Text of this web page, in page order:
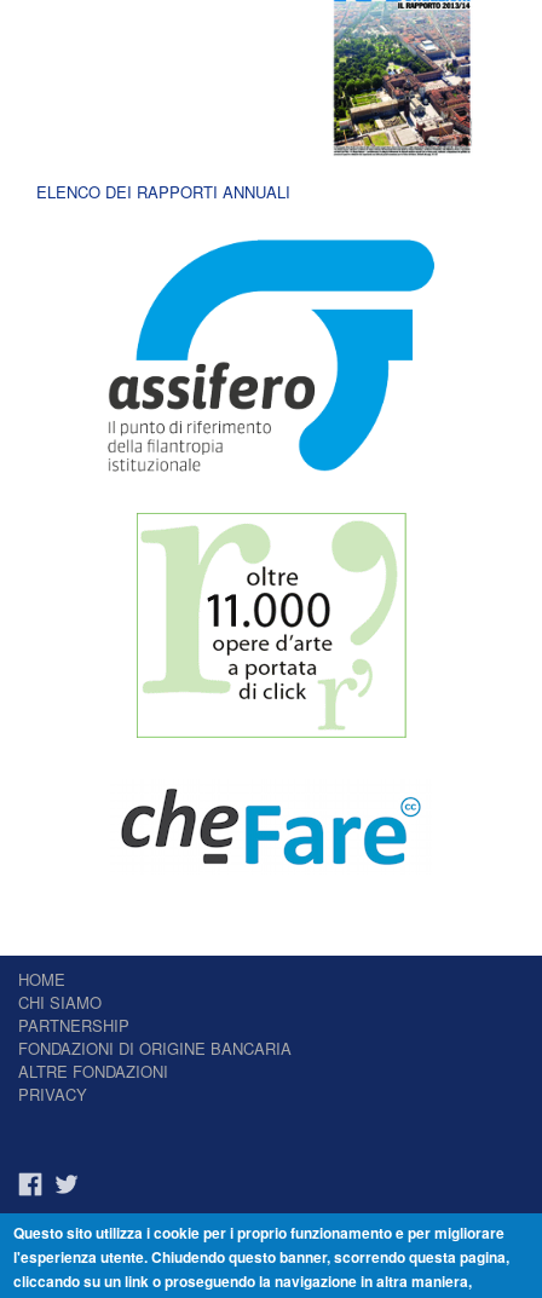
ELENCO DEI RAPPORTI ANNUALI
HOME
CHI SIAMO
PARTNERSHIP
FONDAZIONI DI ORIGINE BANCARIA
ALTRE FONDAZIONI
PRIVACY
Il Giornale delle Fondazioni - Periodico telematico
Reg. Tribunale n.7 del 22/07/2014 – ISSN 2421-2466
© Fondazione Venezia 2000 - Dorsoduro 3488/U - 30123 Venezia - Italia -
Questo sito utilizza i cookie per i proprio funzionamento e per migliorare
l'esperienza utente. Chiudendo questo banner, scorrendo questa pagina,
cliccando su un link o proseguendo la navigazione in altra maniera,